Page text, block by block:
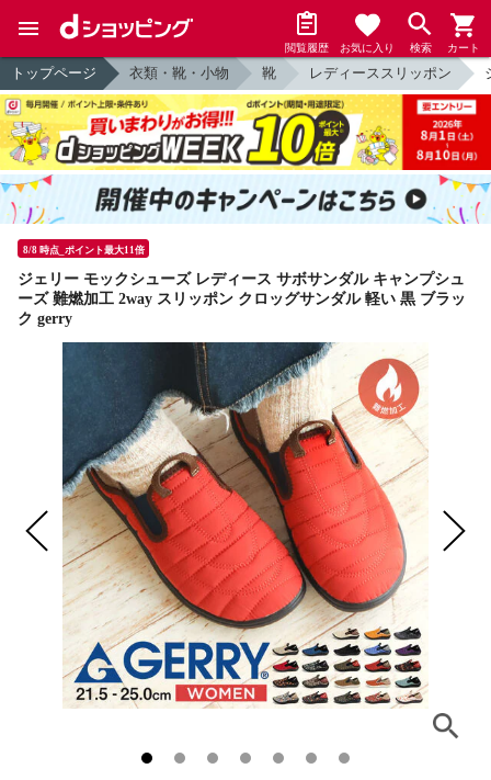
閲覧履歴 お気に入り 検索 カート
トップページ 衣類・靴・小物 靴 レディーススリッポン
8/8 時点_ポイント最大11倍
ジェリー モックシューズ レディース サボサンダル キャンプシュ
ーズ 難燃加工 2way スリッポン クロッグサンダル 軽い 黒 ブラッ
ク gerry